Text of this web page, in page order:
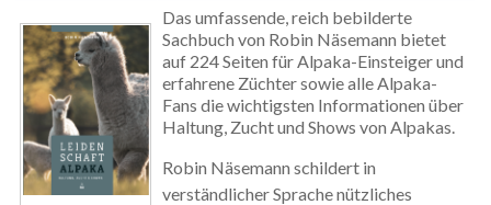
Das umfassende, reich bebilderte
Sachbuch von Robin Näsemann bietet
auf 224 Seiten für Alpaka-Einsteiger und
erfahrene Züchter sowie alle Alpaka-
Fans die wichtigsten Informationen über
Haltung, Zucht und Shows von Alpakas.
Robin Näsemann schildert in
verständlicher Sprache nützliches